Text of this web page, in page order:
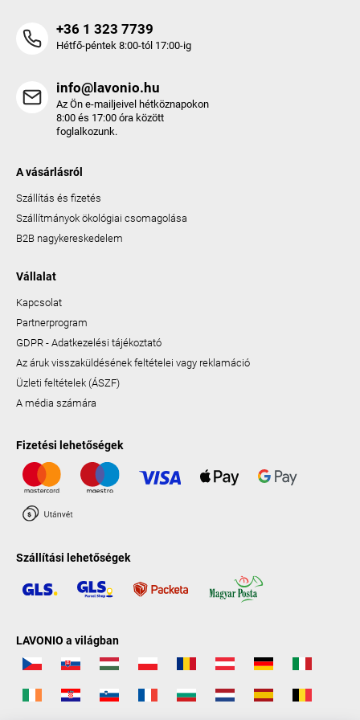
+36 1 323 7739
Hétfő-péntek 8:00-tól 17:00-ig
info@lavonio.hu
Az Ön e-mailjeivel hétköznapokon
8:00 és 17:00 óra között
foglalkozunk.
A vásárlásról
Szállítás és fizetés
Szállítmányok ökológiai csomagolása
B2B nagykereskedelem
Vállalat
Kapcsolat
Partnerprogram
GDPR - Adatkezelési tájékoztató
Az áruk visszaküldésének feltételei vagy reklamáció
Üzleti feltételek (ÁSZF)
A média számára
Fizetési lehetőségek
Szállítási lehetőségek
LAVONIO a világban